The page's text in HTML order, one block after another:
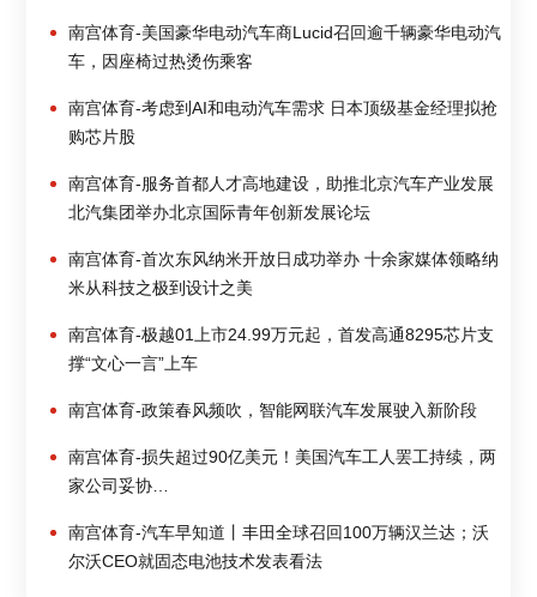
南宫体育-美国豪华电动汽车商Lucid召回逾千辆豪华电动汽
车，因座椅过热烫伤乘客
南宫体育-考虑到AI和电动汽车需求 日本顶级基金经理拟抢
购芯片股
南宫体育-服务首都人才高地建设，助推北京汽车产业发展
北汽集团举办北京国际青年创新发展论坛
南宫体育-首次东风纳米开放日成功举办 十余家媒体领略纳
米从科技之极到设计之美
南宫体育-极越01上市24.99万元起，首发高通8295芯片支
撑“文心一言”上车
南宫体育-政策春风频吹，智能网联汽车发展驶入新阶段
南宫体育-损失超过90亿美元！美国汽车工人罢工持续，两
家公司妥协…
南宫体育-汽车早知道丨丰田全球召回100万辆汉兰达；沃
尔沃CEO就固态电池技术发表看法